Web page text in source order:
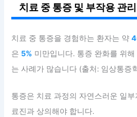
치료 중 통증 및 부작용 관리
치료 중 통증을 경험하는 환자는 약
은 5% 미만입니다. 통증 완화를 위
는 사례가 많습니다 (출처: 임상통증
통증은 치료 과정의 자연스러운 일
료진과 상의해야 합니다.